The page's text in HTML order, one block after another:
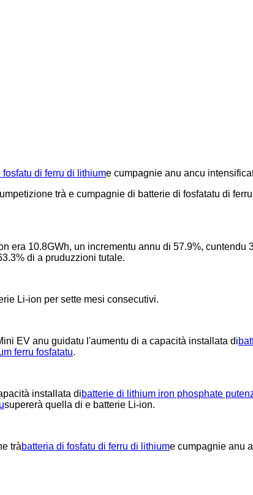
fosfatu di ferru di lithiume cumpagnie anu ancu
trà e cumpagnie di batterie di fosfatatu di
era 10.8GWh, un incrementu annu di 57.9%, cuntendu
di a pruduzzioni tutale.
Li-ion per sette mesi consecutivi.
EV anu guidatu l'aumentu di a capacità installata di
ferru fosfatatu.
installata dibatterie di lithium iron phosphate
supererà quella di e batterie Li-ion.
tràbatteria di fosfatu di ferru di lithiume cumpagnie anu